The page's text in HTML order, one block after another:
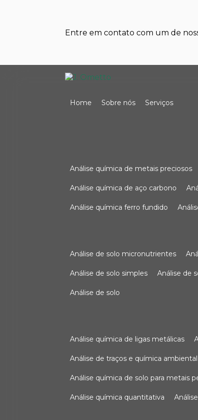
Entre em contato com um de
Home Sobre nós Serviços
análise química de metais preciosos
análise química de aço carbono
análise química ferro fundido
análise de solo micronutrientes
análise de solo simples análise de
análise de solo
análise química de ligas metálicas
análise de traços e química ambiental
análise química de solo para metais
análise química quantitativa